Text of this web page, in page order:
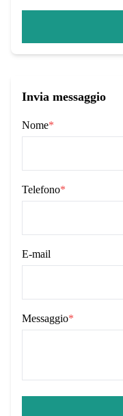
Invia messaggio
Nome*
Telefono*
E-mail
Messaggio*